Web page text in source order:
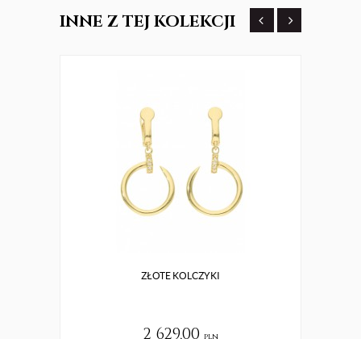
INNE Z TEJ KOLEKCJI
ZŁOTE KOLCZYKI
2 629,00 pln